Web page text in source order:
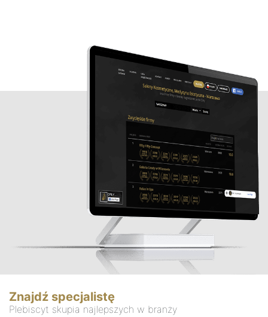
Znajdź specjalistę
Plebiscyt skupia najlepszych w branży